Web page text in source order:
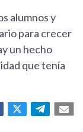
alumnos y
para crecer
un hecho
que tenía